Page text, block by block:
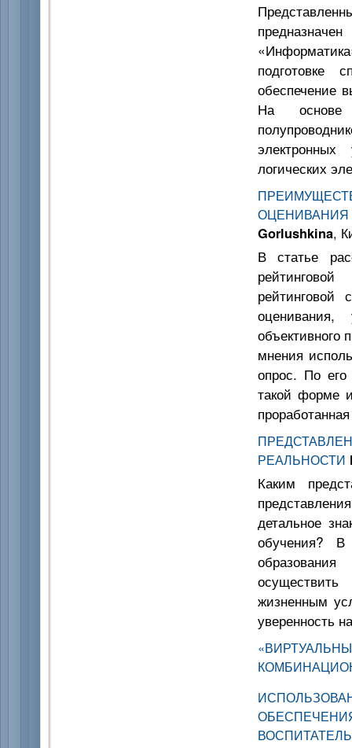
подготовке
обеспечение
На основе
логических
Gorlushkina,
В статье
рейтинговой
объективного
мнения
опрос. По его
такой форме
РЕАЛЬНОСТИ
Каким
детальное
обучения? В
жизненным
уверенность